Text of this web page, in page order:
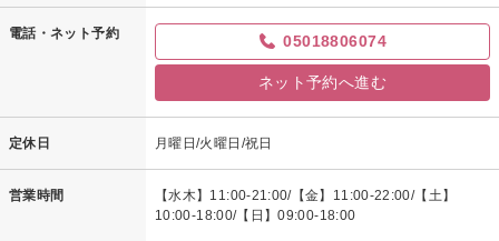
電話・ネット予約 05018806074
ネット予約へ進む
定休日 月曜日/火曜日/祝日
営業時間
【水木】11:00-21:00/【金】11:00-22:00/【土】
10:00-18:00/【日】09:00-18:00